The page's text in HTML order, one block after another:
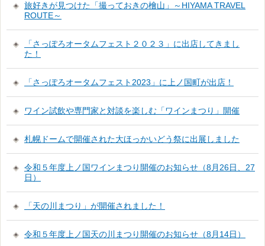
旅好きが見つけた「撮っておきの檜山」～HIYAMA TRAVEL
ROUTE～
「さっぽろオータムフェスト２０２３」に出店してきまし
た！
「さっぽろオータムフェスト2023」に上ノ国町が出店！
ワイン試飲や専門家と対談を楽しむ「ワインまつり」開催
札幌ドームで開催された大ほっかいどう祭に出展しました
令和５年度上ノ国ワインまつり開催のお知らせ（8月26日、27
日）
「天の川まつり」が開催されました！
令和５年度上ノ国天の川まつり開催のお知らせ（8月14日）